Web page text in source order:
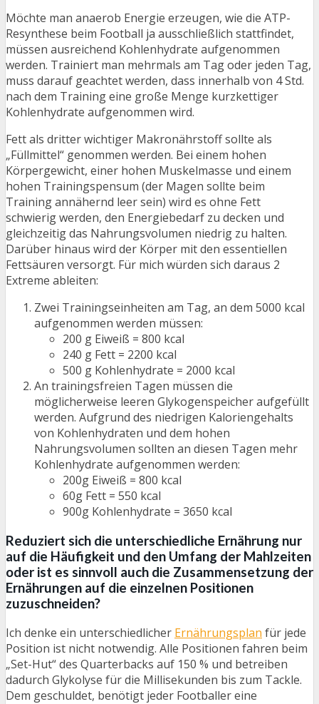
Möchte man anaerob Energie erzeugen, wie die ATP-
Resynthese beim Football ja ausschließlich stattfindet,
müssen ausreichend Kohlenhydrate aufgenommen
werden. Trainiert man mehrmals am Tag oder jeden Tag,
muss darauf geachtet werden, dass innerhalb von 4 Std.
nach dem Training eine große Menge kurzkettiger
Kohlenhydrate aufgenommen wird.
Fett als dritter wichtiger Makronährstoff sollte als
„Füllmittel“ genommen werden. Bei einem hohen
Körpergewicht, einer hohen Muskelmasse und einem
hohen Trainingspensum (der Magen sollte beim
Training annähernd leer sein) wird es ohne Fett
schwierig werden, den Energiebedarf zu decken und
gleichzeitig das Nahrungsvolumen niedrig zu halten.
Darüber hinaus wird der Körper mit den essentiellen
Fettsäuren versorgt. Für mich würden sich daraus 2
Extreme ableiten:
Zwei Trainingseinheiten am Tag, an dem 5000 kcal
aufgenommen werden müssen:
200 g Eiweiß = 800 kcal
240 g Fett = 2200 kcal
500 g Kohlenhydrate = 2000 kcal
An trainingsfreien Tagen müssen die
möglicherweise leeren Glykogenspeicher aufgefüllt
werden. Aufgrund des niedrigen Kaloriengehalts
von Kohlenhydraten und dem hohen
Nahrungsvolumen sollten an diesen Tagen mehr
Kohlenhydrate aufgenommen werden:
200g Eiweiß = 800 kcal
60g Fett = 550 kcal
900g Kohlenhydrate = 3650 kcal
Reduziert sich die unterschiedliche Ernährung nur
auf die Häufigkeit und den Umfang der Mahlzeiten
oder ist es sinnvoll auch die Zusammensetzung der
Ernährungen auf die einzelnen Positionen
zuzuschneiden?
Ich denke ein unterschiedlicher Ernährungsplan für jede
Position ist nicht notwendig. Alle Positionen fahren beim
„Set-Hut“ des Quarterbacks auf 150 % und betreiben
dadurch Glykolyse für die Millisekunden bis zum Tackle.
Dem geschuldet, benötigt jeder Footballer eine